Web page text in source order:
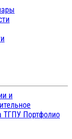
и
ТГПУ Портфолио